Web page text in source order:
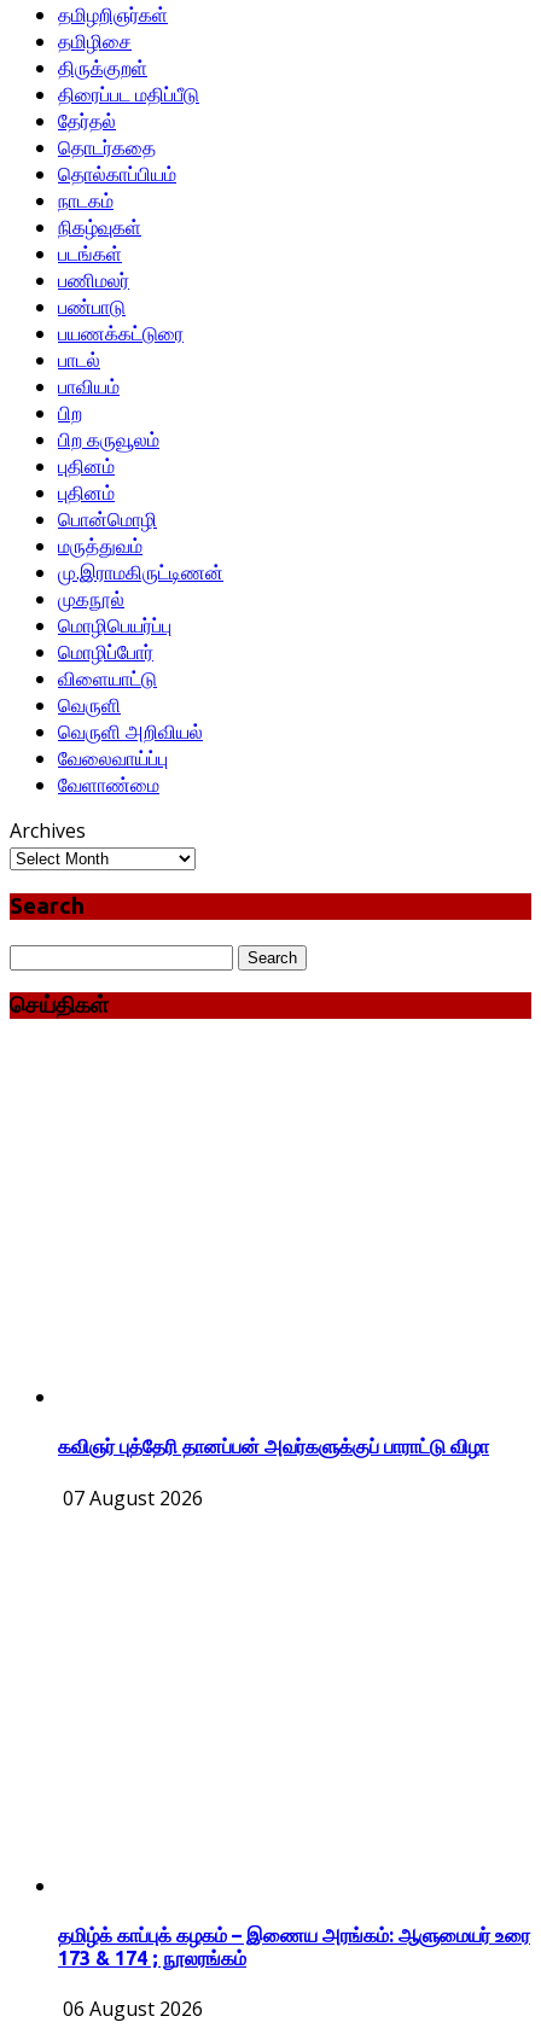
தமிழறிஞர்கள்
தமிழிசை
திருக்குறள்
திரைப்பட மதிப்பீடு
தேர்தல்
தொடர்கதை
தொல்காப்பியம்
நாடகம்
நிகழ்வுகள்
படங்கள்
பணிமலர்
பண்பாடு
பயணக்கட்டுரை
பாடல்
பாவியம்
பிற
பிற கருவூலம்
புதினம்
புதினம்
பொன்மொழி
மருத்துவம்
மு.இராமகிருட்டிணன்
முகநூல்
மொழிபெயர்ப்பு
மொழிப்போர்
விளையாட்டு
வெருளி
வெருளி அறிவியல்
வேலைவாய்ப்பு
வேளாண்மை
Archives
Search
Search
செய்திகள்
கவிஞர் புத்தேரி தானப்பன் அவர்களுக்குப் பாராட்டு விழா
07 August 2026
தமிழ்க் காப்புக் கழகம் – இணைய அரங்கம்: ஆளுமையர் உரை
173 & 174 ; நூலரங்கம்
06 August 2026